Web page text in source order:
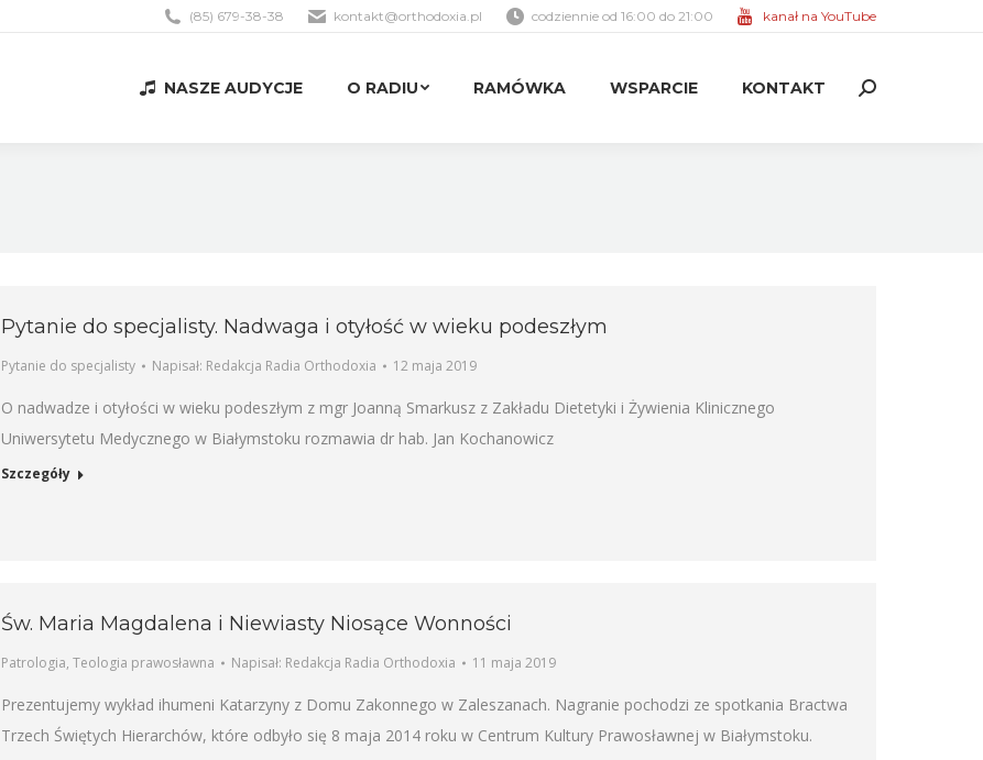
(85) 679-38-38 kontakt@orthodoxia.pl codziennie od 16:00 do 21:00 kanał na YouTube
NASZE AUDYCJE O RADIU RAMÓWKA WSPARCIE KONTAKT Search:
Pytanie do specjalisty. Nadwaga i otyłość w wieku podeszłym
Pytanie do specjalisty Napisał: Redakcja Radia Orthodoxia 12 maja 2019
O nadwadze i otyłości w wieku podeszłym z mgr Joanną Smarkusz z Zakładu Dietetyki i Żywienia Klinicznego
Uniwersytetu Medycznego w Białymstoku rozmawia dr hab. Jan Kochanowicz
Szczegóły
Św. Maria Magdalena i Niewiasty Niosące Wonności
Patrologia, Teologia prawosławna Napisał: Redakcja Radia Orthodoxia 11 maja 2019
Prezentujemy wykład ihumeni Katarzyny z Domu Zakonnego w Zaleszanach. Nagranie pochodzi ze spotkania Bractwa
Trzech Świętych Hierarchów, które odbyło się 8 maja 2014 roku w Centrum Kultury Prawosławnej w Białymstoku.